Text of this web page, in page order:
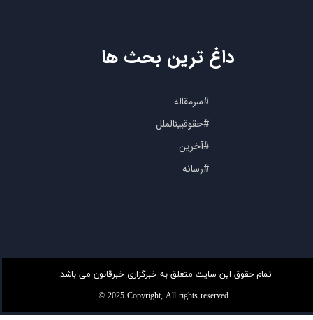
#سرمقاله
#حقوقبینالملل
#آخرین
#رسانه
داغ ترین بحث ها
تمام حقوق این سایت متعلق به خبرگزاری خبرقانون می باشد.
© 2025 Copyright, All rights reserved.